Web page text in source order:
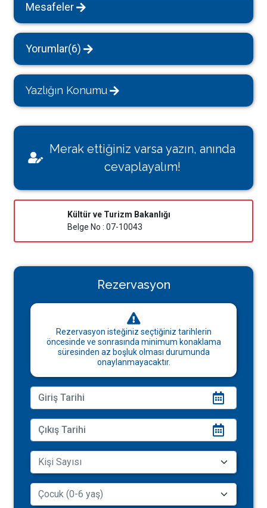
Mesafeler
Yorumlar(6)
Yazlığın Konumu
Merak ettiğiniz varsa yazın, anında
cevaplayalım!
Kültür ve Turizm Bakanlığı
Belge No : 07-10043
Rezervasyon
Rezervasyon isteğiniz seçtiğiniz tarihlerin
öncesinde ve sonrasında minimum konaklama
süresinden az boşluk olması durumunda
onaylanmayacaktır.